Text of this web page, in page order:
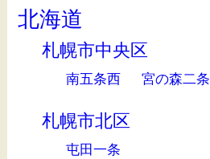
北海道
札幌市中央区
南五条西 宮の森二条
札幌市北区
屯田一条